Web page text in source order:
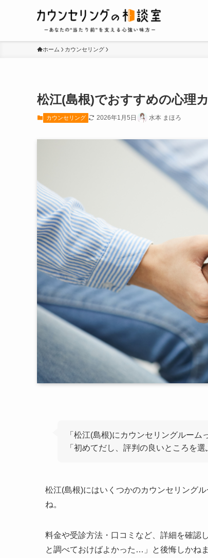
ホーム カウンセリング
松江(島根)でおすすめの心理
カウンセリング 2026年1月5日 水本 まほろ
「松江(島根)にカウンセリングルーム
「初めてだし、評判の良いところを
松江(島根)にはいくつかのカウンセリング
ね。
料金や受診方法・口コミなど、詳細を確認
と調べておけばよかった…」と後悔しかねま